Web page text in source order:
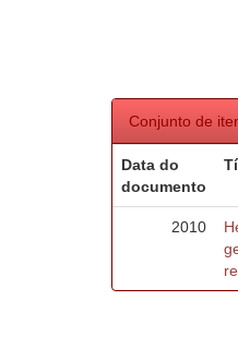
Conjunto de
Data do
documento
2010